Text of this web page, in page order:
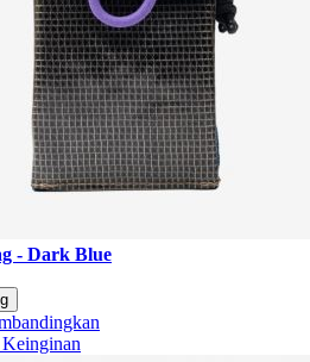
- Dark Blue